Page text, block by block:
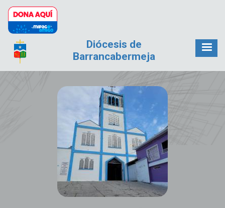
Pasar al contenido principal
Diócesis de
Barrancabermeja